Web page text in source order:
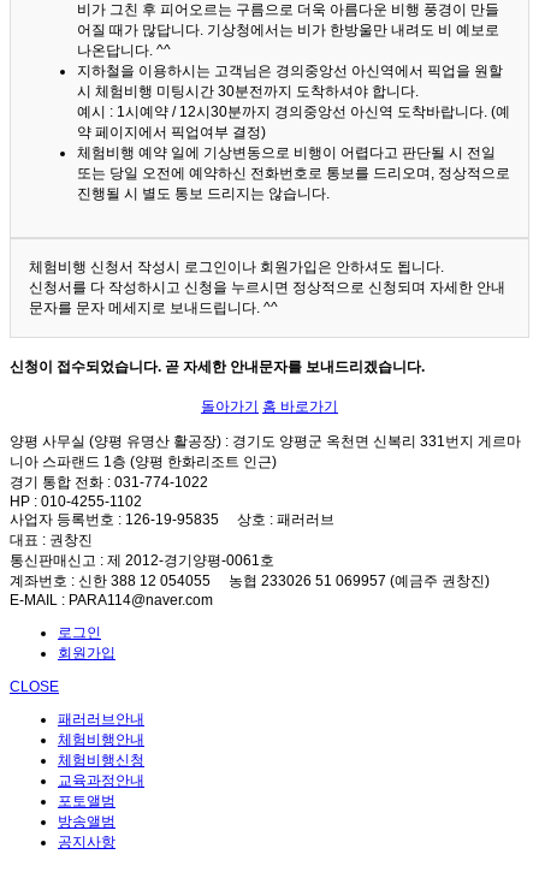
비가 그친 후 피어오르는 구름으로 더욱 아름다운 비행 풍경이 만들
어질 때가 많답니다. 기상청에서는 비가 한방울만 내려도 비 예보로
나온답니다. ^^
지하철을 이용하시는 고객님은 경의중앙선 아신역에서 픽업을 원할
시 체험비행 미팅시간 30분전까지 도착하셔야 합니다.
예시 : 1시예약 / 12시30분까지 경의중앙선 아신역 도착바랍니다. (예
약 페이지에서 픽업여부 결정)
체험비행 예약 일에 기상변동으로 비행이 어렵다고 판단될 시 전일
또는 당일 오전에 예약하신 전화번호로 통보를 드리오며, 정상적으로
진행될 시 별도 통보 드리지는 않습니다.
체험비행 신청서 작성시 로그인이나 회원가입은 안하셔도 됩니다.
신청서를 다 작성하시고 신청을 누르시면 정상적으로 신청되며 자세한 안내
문자를 문자 메세지로 보내드립니다. ^^
신청이 접수되었습니다. 곧 자세한 안내문자를 보내드리겠습니다.
돌아가기 홈 바로가기
양평 사무실 (양평 유명산 활공장) : 경기도 양평군 옥천면 신복리 331번지 게르마
니아 스파랜드 1층 (양평 한화리조트 인근)
경기 통합 전화 : 031-774-1022
HP : 010-4255-1102
사업자 등록번호 : 126-19-95835 상호 : 패러러브
대표 : 권창진
통신판매신고 : 제 2012-경기양평-0061호
계좌번호 : 신한 388 12 054055 농협 233026 51 069957 (예금주 권창진)
E-MAIL : PARA114@naver.com
로그인
회원가입
CLOSE
패러러브안내
체험비행안내
체험비행신청
교육과정안내
포토앨범
방송앨범
공지사항